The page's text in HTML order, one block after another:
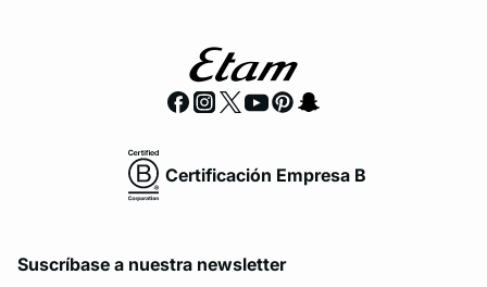
Certificación Empresa B
Suscríbase a nuestra newsletter